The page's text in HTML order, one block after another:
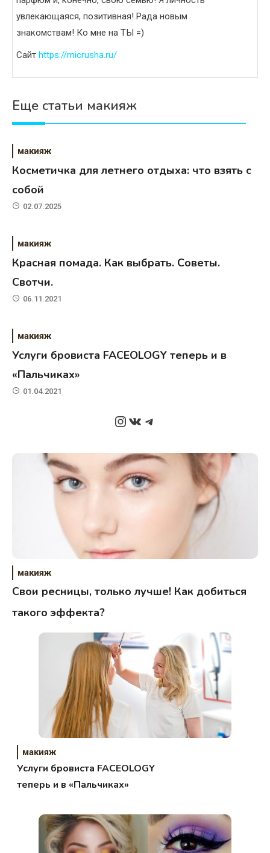
увлекающаяся, позитивная! Рада новым
знакомствам! Ко мне на ТЫ =)
Сайт https://micrusha.ru/
Еще статьи макияж
макияж
Косметичка для летнего отдыха: что взять с
собой
02.07.2025
макияж
Красная помада. Как выбрать. Советы.
Свотчи.
06.11.2021
макияж
Услуги бровиста FACEOLOGY теперь и в
«Пальчиках»
01.04.2021
Instagram
ВКонтакте
Telegram
макияж
Свои ресницы, только лучше! Как добиться
такого эффекта?
макияж
Услуги бровиста FACEOLOGY
теперь и в «Пальчиках»